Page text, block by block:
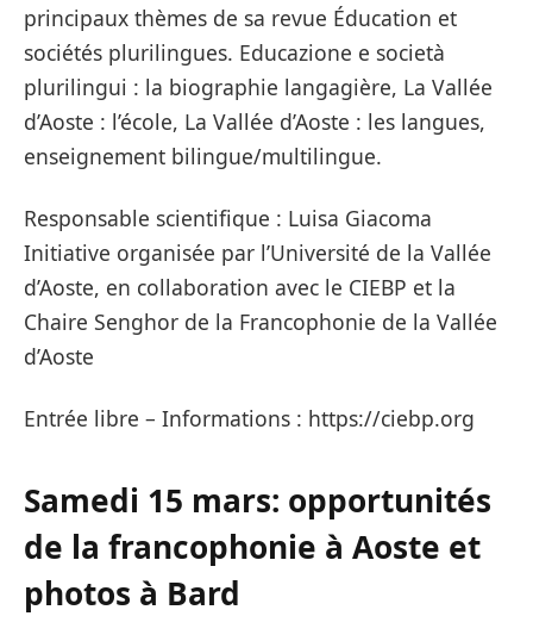
principaux thèmes de sa revue Éducation et
sociétés plurilingues. Educazione e società
plurilingui : la biographie langagière, La Vallée
d’Aoste : l’école, La Vallée d’Aoste : les langues,
enseignement bilingue/multilingue.
Responsable scientifique : Luisa Giacoma
Initiative organisée par l’Université de la Vallée
d’Aoste, en collaboration avec le CIEBP et la
Chaire Senghor de la Francophonie de la Vallée
d’Aoste
Entrée libre – Informations : https://ciebp.org
Samedi 15 mars: opportunités
de la francophonie à Aoste et
photos à Bard